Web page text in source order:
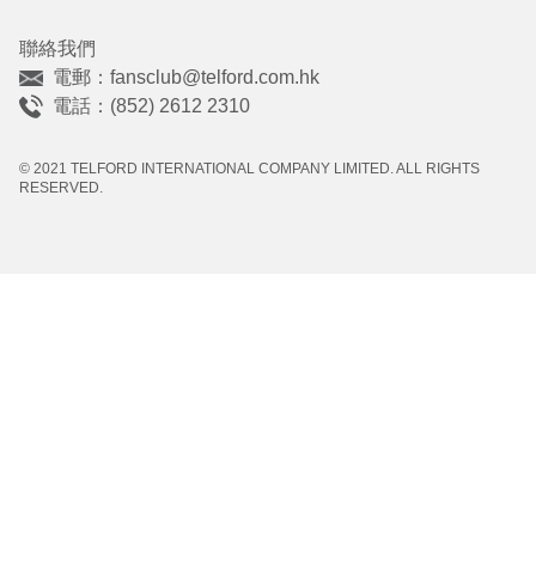
聯絡我們
電郵： fansclub@telford.com.hk
電話：(852) 2612 2310
© 2021 TELFORD INTERNATIONAL COMPANY LIMITED. ALL RIGHTS
RESERVED.